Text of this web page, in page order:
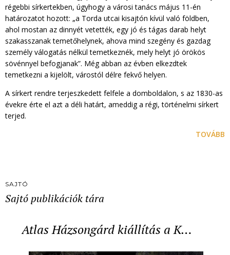
régebbi sírkertekben, úgyhogy a városi tanács május 11-én
határozatot hozott: „a Torda utcai kisajtón kívül való földben,
ahol mostan az dinnyét vetették, egy jó és tágas darab helyt
szakasszanak temetőhelynek, ahova mind szegény és gazdag
személy válogatás nélkül temetkeznék, mely helyt jó örökös
sövénnyel befogjanak”. Még abban az évben elkezdtek
temetkezni a kijelölt, várostól délre fekvő helyen.
A sírkert rendre terjeszkedett felfele a domboldalon, s az 1830-as
évekre érte el azt a déli határt, ameddig a régi, történelmi sírkert
terjed.
TOVÁBB
SAJTÓ
Sajtó publikációk tára
Atlas Házsongárd kiállítás a K…